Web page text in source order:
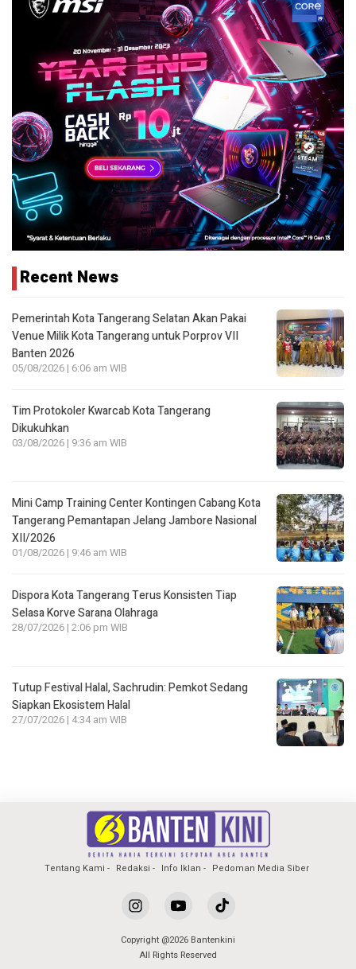
Recent News
Pemerintah Kota Tangerang Selatan Akan Pakai
Venue Milik Kota Tangerang untuk Porprov VII
Banten 2026
05/08/2026 | 6:06 am WIB
Tim Protokoler Kwarcab Kota Tangerang
Dikukuhkan
03/08/2026 | 9:36 am WIB
Mini Camp Training Center Kontingen Cabang Kota
Tangerang Pemantapan Jelang Jambore Nasional
XII/2026
01/08/2026 | 9:46 am WIB
Dispora Kota Tangerang Terus Konsisten Tiap
Selasa Korve Sarana Olahraga
28/07/2026 | 2:06 pm WIB
Tutup Festival Halal, Sachrudin: Pemkot Sedang
Siapkan Ekosistem Halal
27/07/2026 | 4:34 am WIB
Tentang Kami Redaksi Info Iklan Pedoman Media Siber
Copyright @2026 Bantenkini
All Rights Reserved